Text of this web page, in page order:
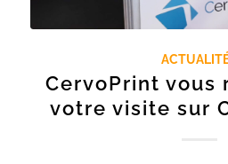
CervoPrint vous
votre visite sur